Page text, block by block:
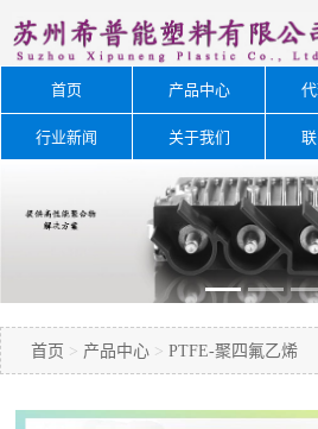
首页 产品中心
行业新闻 关于我们
首页 > 产品中心 > PTFE-聚四氟乙烯